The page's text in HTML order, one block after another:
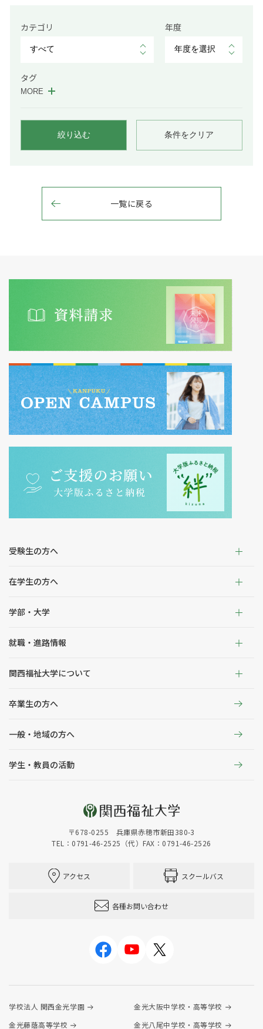
カテゴリ 年度
タグ
MORE
絞り込む 条件をクリア
一覧に戻る
受験生の方へ
在学生の方へ
学部・大学
就職・進路情報
関西福祉大学について
卒業生の方へ
一般・地域の方へ
学生・教員の活動
〒678-0255 兵庫県赤穂市新田380-3
TEL：0791-46-2525（代）FAX：0791-46-2526
アクセス スクールバス
各種お問い合わせ
学校法人 関西金光学園
金光大阪中学校・高等学校
金光藤蔭高等学校
金光八尾中学校・高等学校